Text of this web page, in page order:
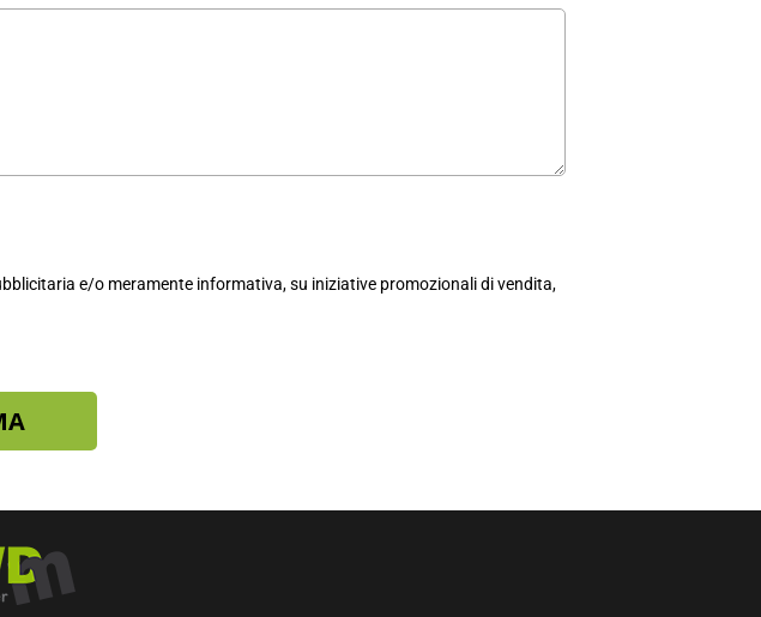
e/o meramente informativa, su iniziative promozionali di vendita,